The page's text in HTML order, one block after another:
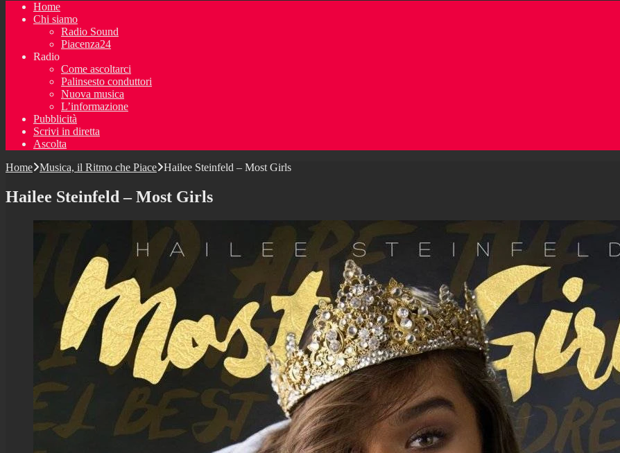
Home
Chi siamo
Radio Sound
Piacenza24
Radio
Come ascoltarci
Palinsesto conduttori
Nuova musica
L’informazione
Pubblicità
Scrivi in diretta
Ascolta
Home Musica, il Ritmo che Piace Hailee Steinfeld – Most Girls
Hailee Steinfeld – Most Girls